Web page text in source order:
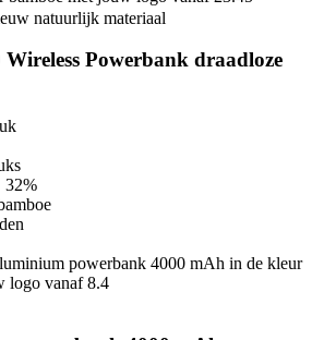
natuurlijk materiaal
Powerbank draadloze
32%